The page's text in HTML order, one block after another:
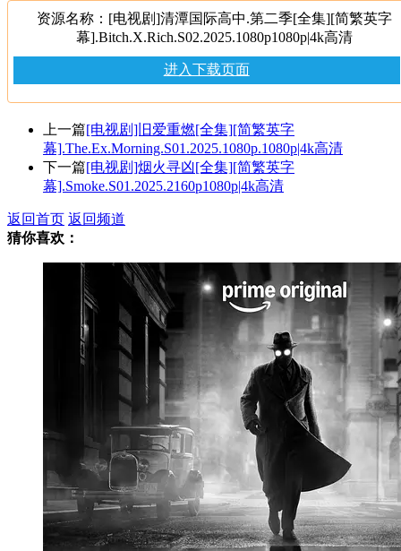
资源名称：[电视剧]清潭国际高中.第二季[全集][简繁英字
幕].Bitch.X.Rich.S02.2025.1080p1080p|4k高清
进入下载页面
上一篇[电视剧]旧爱重燃[全集][简繁英字
幕].The.Ex.Morning.S01.2025.1080p.1080p|4k高清
下一篇[电视剧]烟火寻凶[全集][简繁英字
幕].Smoke.S01.2025.2160p1080p|4k高清
返回首页 返回频道
猜你喜欢：